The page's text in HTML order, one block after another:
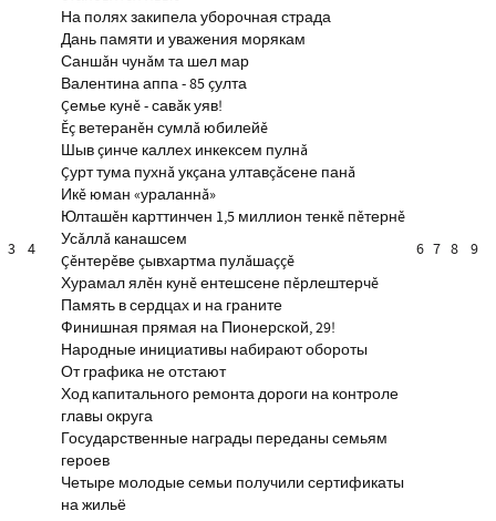
3 4
На полях закипела уборочная страда
Дань памяти и уважения морякам
Саншăн чунăм та шел мар
Валентина аппа - 85 çулта
Çемье кунĕ - савăк уяв!
Ĕç ветеранĕн сумлă юбилейĕ
Шыв çинче каллех инкексем пулнă
Çурт тума пухнă укçана ултавçăсене панă
Икĕ юман «ураланнă»
Юлташĕн карттинчен 1,5 миллион тенкĕ пĕтернĕ
Усăллă канашсем
Çĕнтерĕве çывхартма пулăшаççĕ
Хурамал ялĕн кунĕ ентешсене пĕрлештерчĕ
Память в сердцах и на граните
Финишная прямая на Пионерской, 29!
Народные инициативы набирают обороты
От графика не отстают
Ход капитального ремонта дороги на контроле
главы округа
Государственные награды переданы семьям
героев
Четыре молодые семьи получили сертификаты
на жильё
6 7 8 9